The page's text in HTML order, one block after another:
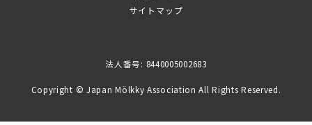
サイトマップ
法人番号: 8440005002683
Copyright © Japan Mölkky Association All Rights Reserved.